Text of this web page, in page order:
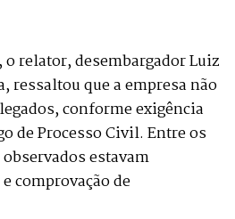
relator, desembargador Luiz
ressaltou que a empresa não
conforme exigência
de Processo Civil. Entre os
estavam
comprovação de